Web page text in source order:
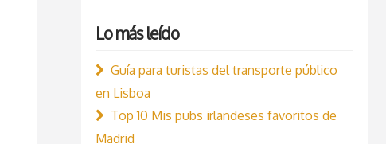
Lo más leído
Guía para turistas del transporte público
en Lisboa
Top 10 Mis pubs irlandeses favoritos de
Madrid